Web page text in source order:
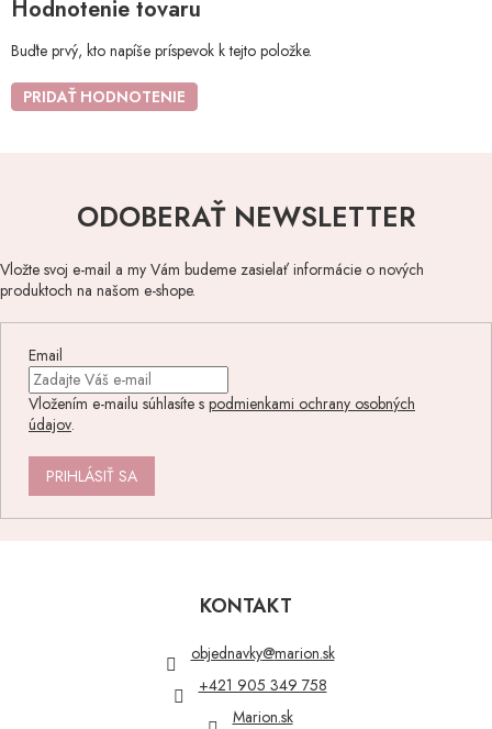
Hodnotenie tovaru
Buďte prvý, kto napíše príspevok k tejto položke.
PRIDAŤ HODNOTENIE
ODOBERAŤ NEWSLETTER
Vložte svoj e-mail a my Vám budeme zasielať informácie o nových
produktoch na našom e-shope.
Email
Vložením e-mailu súhlasíte s podmienkami ochrany osobných
údajov.
PRIHLÁSIŤ SA
KONTAKT
objednavky@marion.sk
+421 905 349 758
Marion.sk